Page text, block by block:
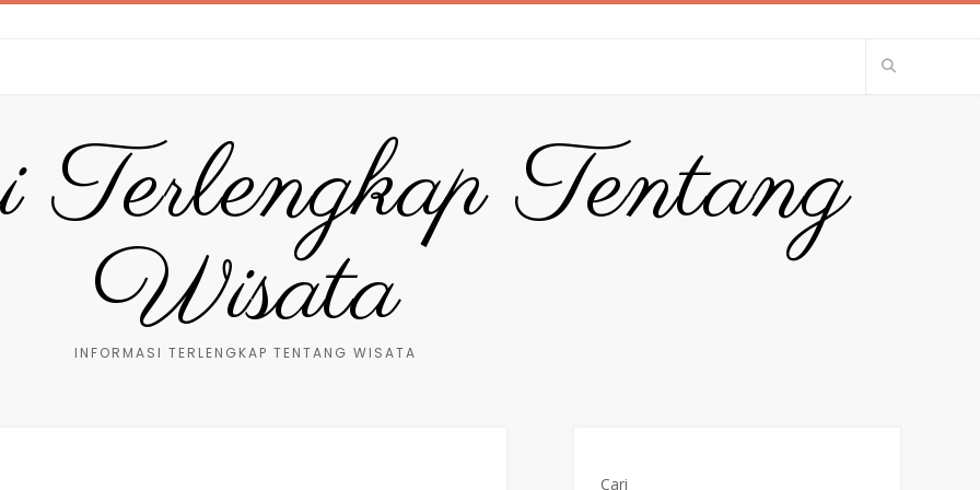
Terlengkap Tentang
Wisata
INFORMASI TERLENGKAP TENTANG WISATA
Cari